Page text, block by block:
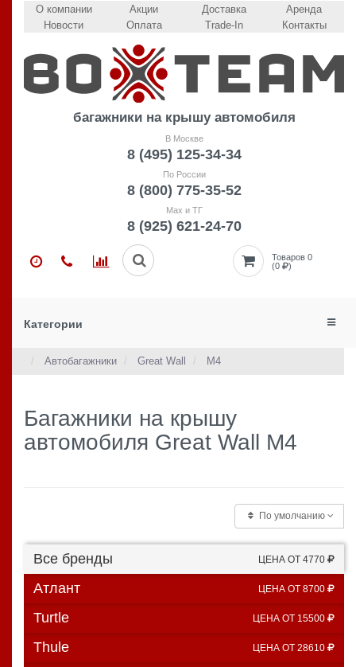
О компании
Новости
Акции
Оплата
Доставка
Trade-In
Аренда
Контакты
багажники на крышу автомобиля
В Москве
8 (495) 125-34-34
По России
8 (800) 775-35-52
Max и ТГ
8 (925) 621-24-70
Товаров 0
(0
)
Категории
Автобагажники Great Wall M4
Багажники на крышу
автомобиля Great Wall M4
По умолчанию
Все бренды ЦЕНА ОТ 4770
Атлант ЦЕНА ОТ 8700
Turtle ЦЕНА ОТ 15500
Thule ЦЕНА ОТ 28610